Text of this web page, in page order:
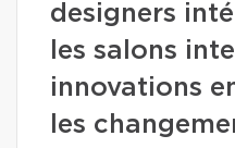
designers
les salons
innovations
les